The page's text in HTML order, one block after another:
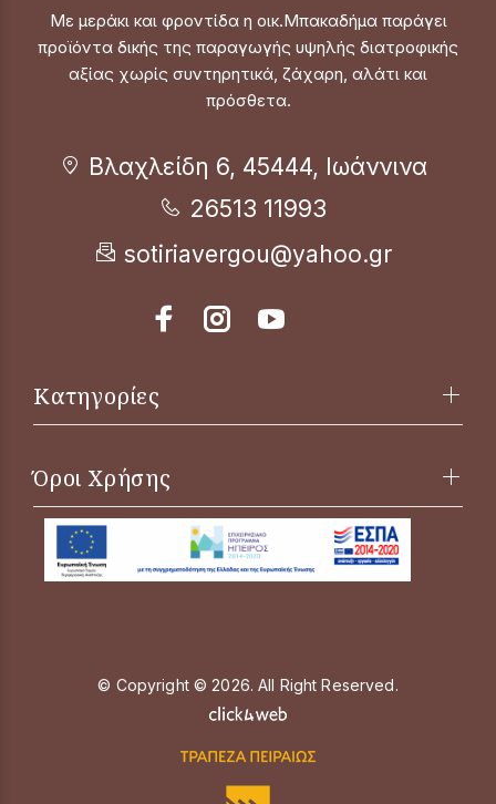
Με μεράκι και φροντίδα η οικ.Μπακαδήμα παράγει
προϊόντα δικής της παραγωγής υψηλής διατροφικής
αξίας χωρίς συντηρητικά, ζάχαρη, αλάτι και
πρόσθετα.
Βλαχλείδη 6, 45444, Ιωάννινα
26513 11993
sotiriavergou@yahoo.gr
Κατηγορίες
Όροι Χρήσης
© Copyright © 2026. All Right Reserved.